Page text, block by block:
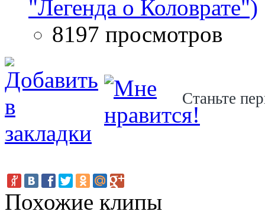
"Легенда о Коловрате")
8197 просмотров
Станьте
Похожие клипы